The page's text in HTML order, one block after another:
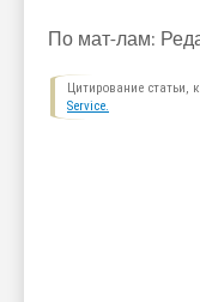
По мат-лам:
Цитирование статьи,
Service.